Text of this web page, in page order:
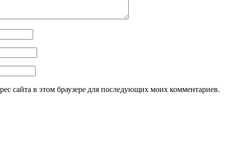
сайта в этом браузере для последующих моих комментариев.